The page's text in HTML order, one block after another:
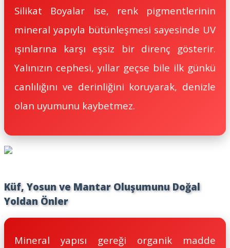
Silikat Boyalar ise, renk pigmentlerinin
mineral yapıyla bütünleşmesi sayesinde UV
ışınlarına karşı eşsiz bir direnç gösterir.
Yalınızın cephesi, yıllar geçse bile ilk günkü
canlılığını ve derinliğini koruyarak, denizle
olan uyumunu kaybetmez.
Küf, Yosun ve Mantar Oluşumunu Doğal
Yoldan Önler
Mineral yapısı gereği organik madde